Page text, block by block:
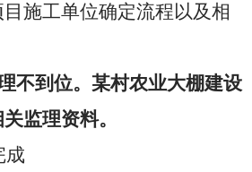
施工单位确定流程以及相
不到位。某村农业大棚建设
监理资料。
成